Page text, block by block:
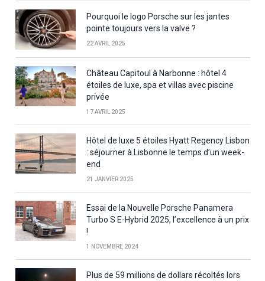
Pourquoi le logo Porsche sur les jantes
pointe toujours vers la valve ?
22 AVRIL 2025
Château Capitoul à Narbonne : hôtel 4
étoiles de luxe, spa et villas avec piscine
privée
17 AVRIL 2025
Hôtel de luxe 5 étoiles Hyatt Regency Lisbon
: séjourner à Lisbonne le temps d’un week-
end
21 JANVIER 2025
Essai de la Nouvelle Porsche Panamera
Turbo S E-Hybrid 2025, l’excellence à un prix
!
1 NOVEMBRE 2024
Plus de 59 millions de dollars récoltés lors